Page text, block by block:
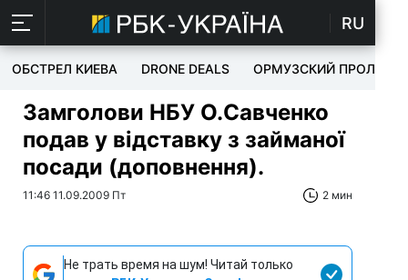
RU
ОБСТРЕЛ КИЕВА DRONE DEALS ОРМУЗСКИЙ ПРОЛИВ
Замголови НБУ О.Савченко
подав у відставку з займаної
посади (доповнення).
11:46 11.09.2009 Пт 2 мин
Не трать время на шум! Читай только